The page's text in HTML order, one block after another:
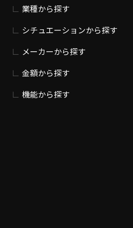
業種から探す
シチュエーションから探す
メーカーから探す
金額から探す
機能から探す